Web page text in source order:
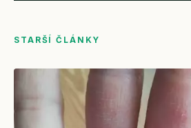
STARŠÍ ČLÁNKY